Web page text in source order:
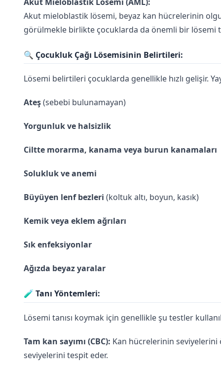
Akut mieloblastik lösemi, beyaz kan hücrelerinin
görülmekle birlikte çocuklarda da önemli bir lösemi
🔍 Çocukluk Çağı Lösemisinin Belirtileri:
Lösemi belirtileri çocuklarda genellikle hızlı gelişir.
Ateş(sebebi bulunamayan)
Yorgunluk ve halsizlik
Ciltte morarma, kanama veya burun kanamaları
Solukluk ve anemi
Büyüyen lenf bezleri (koltuk altı, boyun, kasık)
Kemik veya eklem ağrıları
Sık enfeksiyonlar
Ağızda beyaz yaralar
🧪 Tanı Yöntemleri:
Lösemi tanısı koymak için genellikle şu testler
Tam kan sayımı (CBC): Kan hücrelerinin
seviyelerini tespit eder.